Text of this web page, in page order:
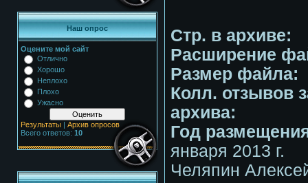
Наш опрос
Оцените мой сайт
Отлично
Хорошо
Неплохо
Плохо
Ужасно
Результаты| Архив опросов
Всего ответов: 10
Стр. в архиве:
Расширение
Размер файла:
Колл. отзывов
архива:
Год
января 2013 г.
Челяпин